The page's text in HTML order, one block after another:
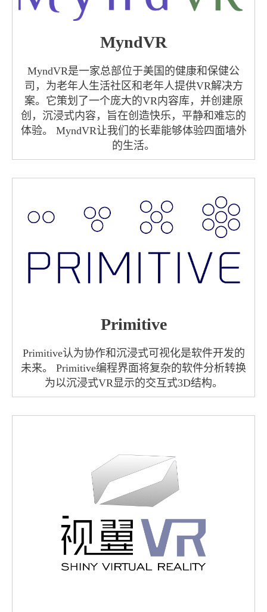
MyndVR
MyndVR是一家总部位于美国的健康和保健公
司，为老年人生活社区和老年人提供VR解决方
案。它策划了一个庞大的VR内容库，并创建原
创，沉浸式内容，旨在创造快乐，平静和难忘的
体验。 MyndVR让我们的长辈能够体验四面墙外
的生活。
Primitive
Primitive认为协作和沉浸式可视化是软件开发的
未来。 Primitive编程界面将复杂的软件分析转换
为以沉浸式VR显示的交互式3D结构。